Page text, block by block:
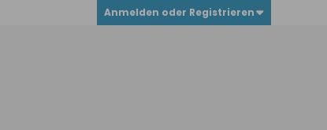
Anmelden oder Registrieren